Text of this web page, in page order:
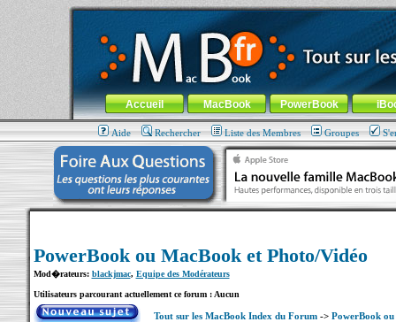
MacBook-fr.com : 100% Apple... 100% nomade !
Aller au contenu-Aller au menu général-Aller au menu de
Menu général
Accueil MacBook PowerBook
Aide Rechercher Liste des Membres Groupes
PowerBook ou MacBook et Photo/Vidéo
Mod�rateurs: blackjmac, Equipe des Modérateurs
Utilisateurs parcourant actuellement ce forum : Aucun
Tout sur les MacBook Index du Forum-> PowerBook